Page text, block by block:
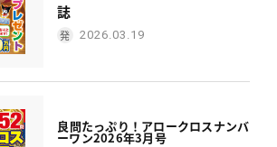
誌
2026.03.19
良問たっぷり！ アロークロスナンバ
ーワン2026年3月号